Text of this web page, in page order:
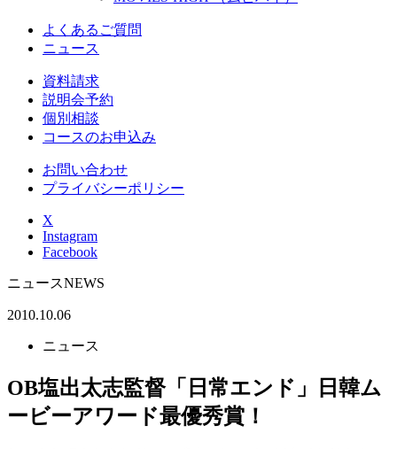
よくあるご質問
ニュース
資料請求
説明会予約
個別相談
コースのお申込み
お問い合わせ
プライバシーポリシー
X
Instagram
Facebook
ニュースNEWS
2010.10.06
ニュース
OB塩出太志監督「日常エンド」日韓ム
ービーアワード最優秀賞！